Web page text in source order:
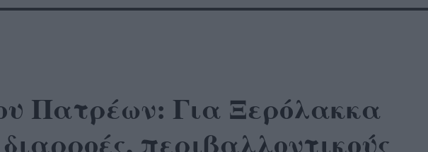
Πατρέων: Για Ξερόλακκα
περιβαλλοντικούς